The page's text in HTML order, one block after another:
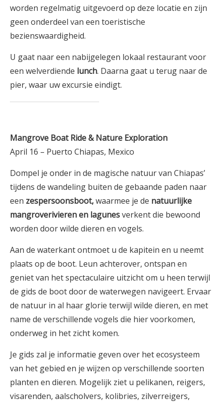
worden regelmatig uitgevoerd op deze locatie en zijn
geen onderdeel van een toeristische
bezienswaardigheid.
U gaat naar een nabijgelegen lokaal restaurant voor
een welverdiende lunch. Daarna gaat u terug naar de
pier, waar uw excursie eindigt.
Mangrove Boat Ride & Nature Exploration
April 16 – Puerto Chiapas, Mexico
Dompel je onder in de magische natuur van Chiapas’
tijdens de wandeling buiten de gebaande paden naar
een zespersoonsboot,waarmee je de natuurlijke
mangroverivieren en lagunesverkent die bewoond
worden door wilde dieren en vogels.
Aan de waterkant ontmoet u de kapitein en u neemt
plaats op de boot. Leun achterover, ontspan en
geniet van het spectaculaire uitzicht om u heen terwijl
de gids de boot door de waterwegen navigeert. Ervaar
de natuur in al haar glorie terwijl wilde dieren, en met
name de verschillende vogels die hier voorkomen,
onderweg in het zicht komen.
Je gids zal je informatie geven over het ecosysteem
van het gebied en je wijzen op verschillende soorten
planten en dieren. Mogelijk ziet u pelikanen, reigers,
visarenden, aalscholvers, kolibries, zilverreigers,